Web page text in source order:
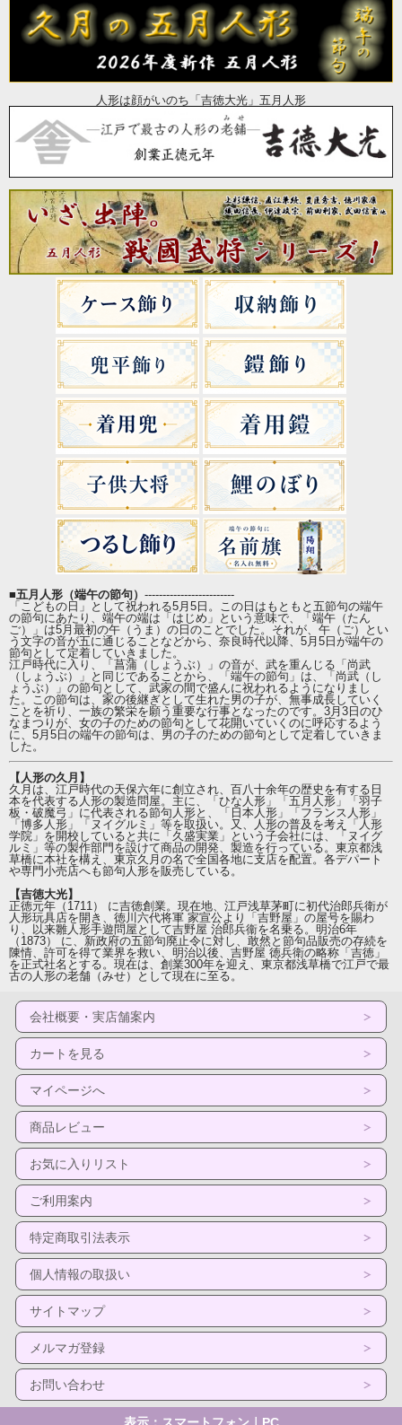
人形は顔がいのち「吉徳大光」五月人形
■五月人形（端午の節句） -------------------------
「こどもの日」として祝われる5月5日。この日はもともと五節句の端午
の節句にあたり、端午の端は「はじめ」という意味で、「端午（たん
ご）」は5月最初の午（うま）の日のことでした。それが、午（ご）とい
う文字の音が五に通じることなどから、奈良時代以降、5月5日が端午の
節句として定着していきました。
江戸時代に入り、「菖蒲（しょうぶ）」の音が、武を重んじる「尚武
（しょうぶ）」と同じであることから、「端午の節句」は、「尚武（し
ょうぶ）」の節句として、武家の間で盛んに祝われるようになりまし
た。この節句は、家の後継ぎとして生れた男の子が、無事成長していく
ことを祈り、一族の繁栄を願う重要な行事となったのです。3月3日のひ
なまつりが、女の子のための節句として花開いていくのに呼応するよう
に、5月5日の端午の節句は、男の子のための節句として定着していきま
した。
【人形の久月】
久月は、江戸時代の天保六年に創立され、百八十余年の歴史を有する日
本を代表する人形の製造問屋。主に、「ひな人形」「五月人形」「羽子
板・破魔弓」に代表される節句人形と、「日本人形」「フランス人形」
「博多人形」「ヌイグルミ」等を取扱い。又、人形の普及を考え「人形
学院」を開校していると共に「久盛実業」という子会社には、「ヌイグ
ルミ」等の製作部門を設けて商品の開発、製造を行っている。東京都浅
草橋に本社を構え、東京久月の名で全国各地に支店を配置。各デパート
や専門小売店へも節句人形を販売している。
【吉徳大光】
正徳元年（1711） に吉徳創業。現在地、江戸浅草茅町に初代治郎兵衛が
人形玩具店を開き、徳川六代将軍 家宣公より「吉野屋」の屋号を賜わ
り、以来雛人形手遊問屋として吉野屋 治郎兵衞を名乗る。明治6年
（1873） に、新政府の五節句廃止令に対し、敢然と節句品販売の存続を
陳情、許可を得て業界を救い、明治以後、吉野屋 徳兵衛の略称「吉徳」
を正式社名とする。現在は、創業300年を迎え、東京都浅草橋で江戸で最
古の人形の老舗（みせ）として現在に至る。
会社概要・実店舗案内
カートを見る
マイページへ
商品レビュー
お気に入りリスト
ご利用案内
特定商取引法表示
個人情報の取扱い
サイトマップ
メルマガ登録
お問い合わせ
表示：スマートフォン｜ PC